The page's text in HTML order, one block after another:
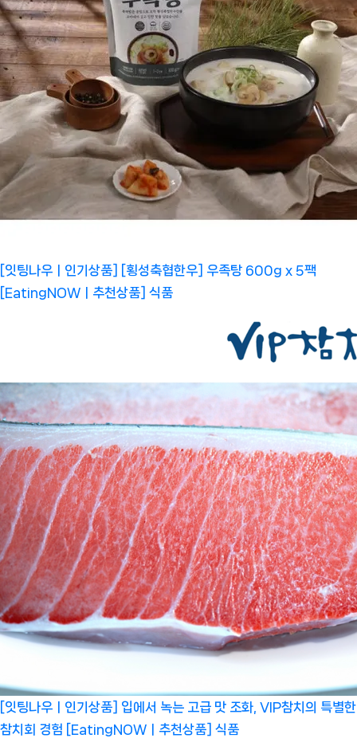
[잇팅나우ㅣ인기상품] [횡성축협한우] 우족탕 600g x 5팩
[EatingNOWㅣ추천상품] 식품
[잇팅나우ㅣ인기상품] 입에서 녹는 고급 맛 조화, VIP참치의 특별한
참치회 경험 [EatingNOWㅣ추천상품] 식품